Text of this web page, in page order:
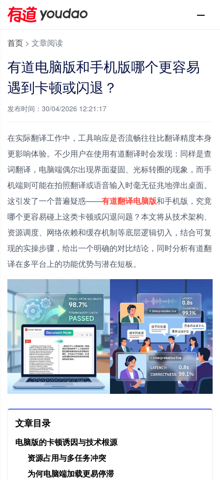
首页 > 文章阅读
有道电脑版和手机版哪个更容易
遇到卡顿或闪退？
发布时间：30/04/2026 12:21:17
在实际翻译工作中，工具响应是否流畅往往比翻译精度本身
更影响体验。不少用户在使用有道翻译时会发现：同样是查
词翻译，电脑端偶尔出现界面凝固、光标转圈的现象，而手
机端则可能在拍照翻译或语音输入时毫无征兆地弹出桌面。
这引发了一个普遍疑惑——有道翻译电脑版和手机版，究竟
哪个更容易碰上这类卡顿或闪退问题？本文将从技术架构、
资源调度、网络依赖和缓存机制等底层逻辑切入，结合可复
现的实操步骤，给出一个明确的对比结论，同时分析有道翻
译在多平台上的功能优势与潜在短板。
文章目录
电脑版的卡顿诱因与技术根源
资源占用与多任务冲突
为何电脑端加载更易停滞